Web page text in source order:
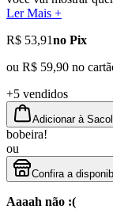
Ler Mais +
R$ 53,91no Pix
ou R$ 59,90 no
+5 vendidos
Adicionar à
bobeira!
ou
Confira a
Aaaah não :(